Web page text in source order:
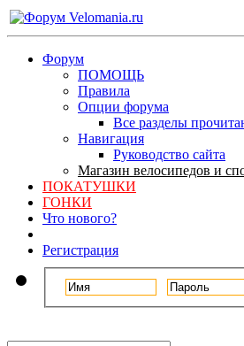
Форум
ПОМОЩЬ
Правила
Опции форума
Все разделы
Навигация
Руководство сайта
Магазин велосипедов и
ПОКАТУШКИ
ГОНКИ
Что нового?
Регистрация